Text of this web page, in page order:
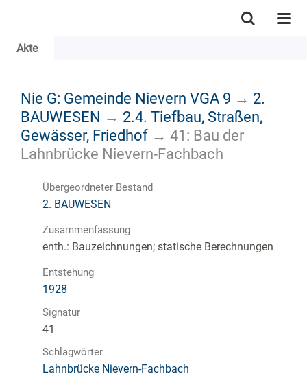
Akte
Nie G: Gemeinde Nievern VGA 9 → 2.
BAUWESEN → 2.4. Tiefbau, Straßen,
Gewässer, Friedhof → 41: Bau der
Lahnbrücke Nievern-Fachbach
Übergeordneter Bestand
2. BAUWESEN
Zusammenfassung
enth.: Bauzeichnungen; statische Berechnungen
Entstehung
1928
Signatur
41
Schlagwörter
Lahnbrücke Nievern-Fachbach